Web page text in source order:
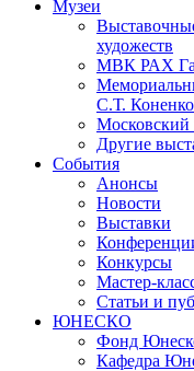
Музеи
художеств
МВК РАХ
С.Т.
Московский
Другие
События
Анонсы
Новости
Выставки
Конкурсы
Мастер-
Статьи и
ЮНЕСКО
Фонд
Кафедра